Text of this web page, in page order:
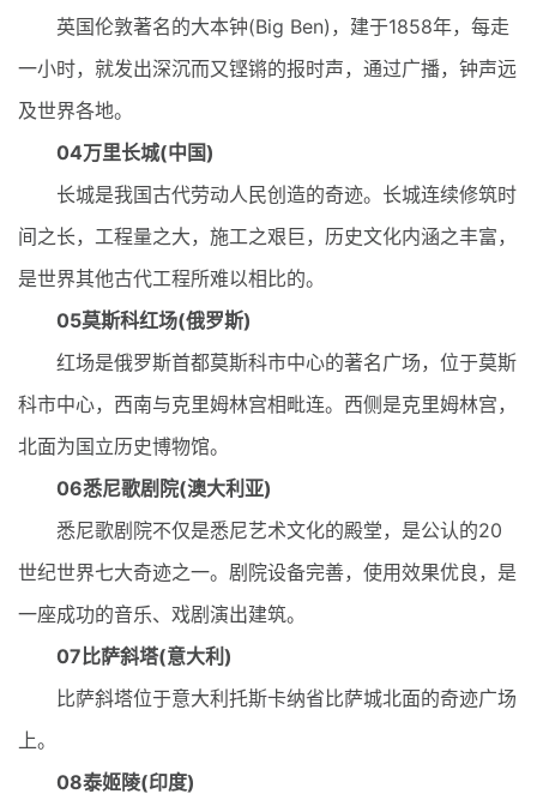
英国伦敦著名的大本钟(Big Ben)，建于1858年，每走
一小时，就发出深沉而又铿锵的报时声，通过广播，钟声远
及世界各地。
04万里长城(中国)
长城是我国古代劳动人民创造的奇迹。长城连续修筑时
间之长，工程量之大，施工之艰巨，历史文化内涵之丰富，
是世界其他古代工程所难以相比的。
05莫斯科红场(俄罗斯)
红场是俄罗斯首都莫斯科市中心的著名广场，位于莫斯
科市中心，西南与克里姆林宫相毗连。西侧是克里姆林宫，
北面为国立历史博物馆。
06悉尼歌剧院(澳大利亚)
悉尼歌剧院不仅是悉尼艺术文化的殿堂，是公认的20
世纪世界七大奇迹之一。剧院设备完善，使用效果优良，是
一座成功的音乐、戏剧演出建筑。
07比萨斜塔(意大利)
比萨斜塔位于意大利托斯卡纳省比萨城北面的奇迹广场
上。
08泰姬陵(印度)